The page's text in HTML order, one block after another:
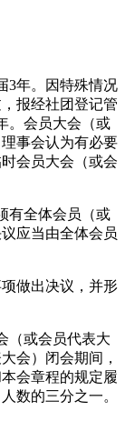
3年。因特殊情况
报经社团登记管
。会员大会（或
事会认为有必要
会员大会（或会
有全体会员（或
应当由全体会员
做出决议，并形
（或会员代表大
会）闭会期间，
会章程的规定履
数的三分之一。